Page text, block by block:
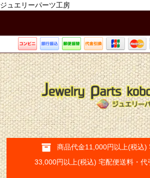
ジュエリーパーツ工房
商品代金11,000円以上(税込)
33,000円以上(税込) 宅配便送料・代